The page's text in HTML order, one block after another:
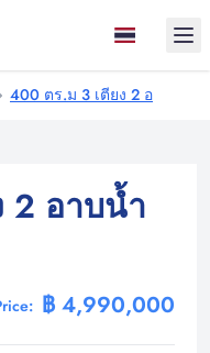
400 ตร.ม 3 เตียง 2 อาบน้ำ
2 อาบน้ำ
฿ 4,990,000